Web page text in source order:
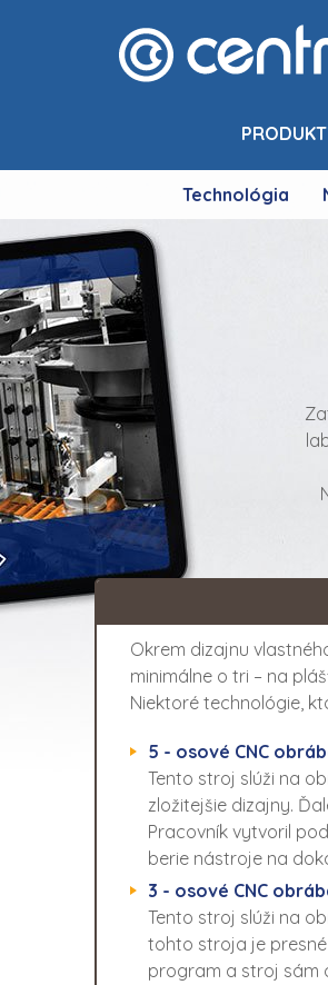
Technológia
Okrem dizajnu
minimálne o tri – na
Niektoré technológie,
5 - osové CNC
Tento stroj slúži na
zložitejšie dizajny.
Pracovník vytvoril
berie nástroje na
3 - osové CNC
Tento stroj slúži na
tohto stroja je
program a stroj sám